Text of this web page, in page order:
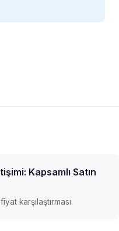
Kapsamlı Satın
karşılaştırması.